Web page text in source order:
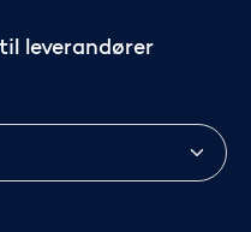
leverandører